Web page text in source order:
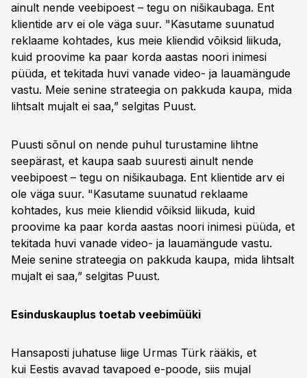
ainult nende veebipoest – tegu on nišikaubaga. Ent
klientide arv ei ole väga suur. "Kasutame suunatud
reklaame kohtades, kus meie kliendid võiksid liikuda,
kuid proovime ka paar korda aastas noori inimesi
püüda, et tekitada huvi vanade video- ja lauamängude
vastu. Meie senine strateegia on pakkuda kaupa, mida
lihtsalt mujalt ei saa,” selgitas Puust.
Puusti sõnul on nende puhul turustamine lihtne
seepärast, et kaupa saab suuresti ainult nende
veebipoest – tegu on nišikaubaga. Ent klientide arv ei
ole väga suur. "Kasutame suunatud reklaame
kohtades, kus meie kliendid võiksid liikuda, kuid
proovime ka paar korda aastas noori inimesi püüda, et
tekitada huvi vanade video- ja lauamängude vastu.
Meie senine strateegia on pakkuda kaupa, mida lihtsalt
mujalt ei saa,” selgitas Puust.
Esinduskauplus toetab veebimüüki
Hansaposti juhatuse liige Urmas Türk rääkis, et
kui Eestis avavad tavapoed e-poode, siis mujal